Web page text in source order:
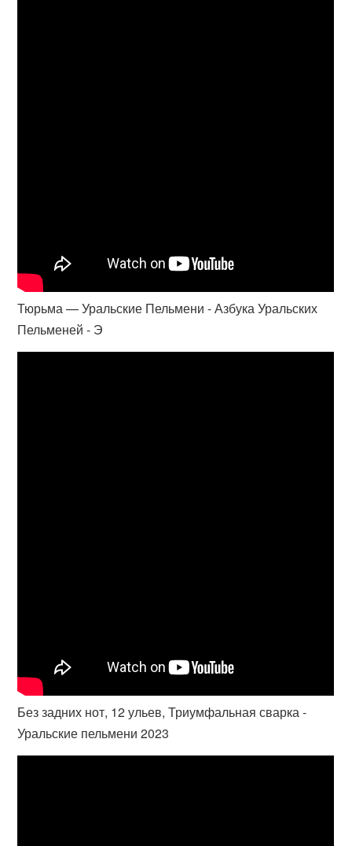
Тюрьма — Уральские Пельмени - Азбука Уральских
Пельменей - Э
Без задних нот, 12 ульев, Триумфальная сварка -
Уральские пельмени 2023